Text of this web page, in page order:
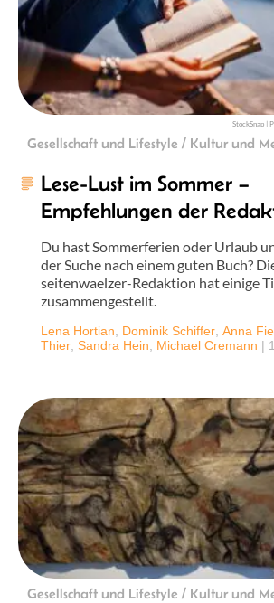
StockSnap |
Gesellschaft und Lifestyle / Kultur und
Lese-Lust im Sommer –
Empfehlungen der
Du hast Sommerferien oder Urlaub
der Suche nach einem guten Buch?
seitenwaelzer-Redaktion hat einige
zusammengestellt.
Lena Hortian Dominik Schiffer Anna
Thier Sandra Hein Michael Cremann |
Gesellschaft und Lifestyle / Kultur und